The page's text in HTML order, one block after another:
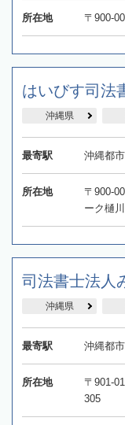
所在地 〒900-
はいびす司法
沖縄県
最寄駅 沖縄都
所在地
〒900-
ーク樋
司法書士法人
沖縄県
最寄駅 沖縄都
所在地
〒901-
305